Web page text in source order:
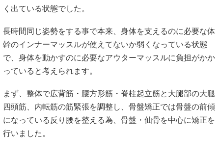
く出ている状態でした。
長時間同じ姿勢をする事で本来、身体を支えるのに必要な体
幹のインナーマッスルが使えてないか弱くなっている状態
で、身体を動かすのに必要なアウターマッスルに負担がかか
っていると考えられます。
まず、整体で広背筋・腰方形筋・脊柱起立筋と大腿部の大腿
四頭筋、内転筋の筋緊張を調整し、骨盤矯正では骨盤の前傾
になっている反り腰を整える為、骨盤・仙骨を中心に矯正を
行いました。